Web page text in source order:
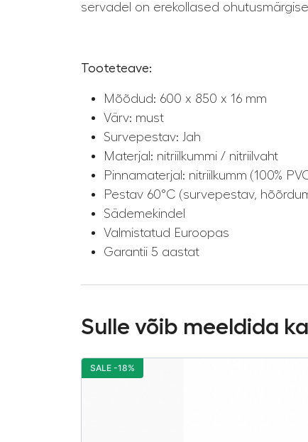
servadel on erekollased
Tooteteave:
Mõõdud: 600 x 850 x 16 mm
Värv: must
Survepestav: Jah
Materjal: nitriilkummi / nitriilvaht
Pinnamaterjal: nitriilkumm (100%
Pestav 60°C (survepestav,
Sädemekindel
Valmistatud Euroopas
Garantii 5 aastat
Sulle võib meeldida ka
SALE -18%